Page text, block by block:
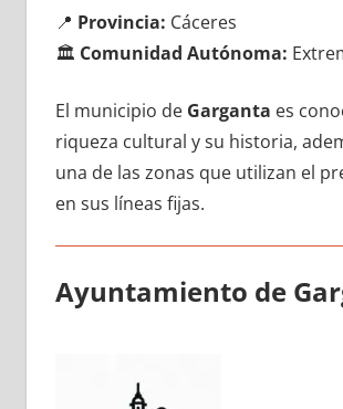
📍 Provincia: Cáceres
🏛️ Comunidad Autónoma:
El municipio dе Garganta es
riqueza cultural у su historia,
una dе las zonas quе utilizan el
en sus líneas fijas.
Ayuntamiento dе